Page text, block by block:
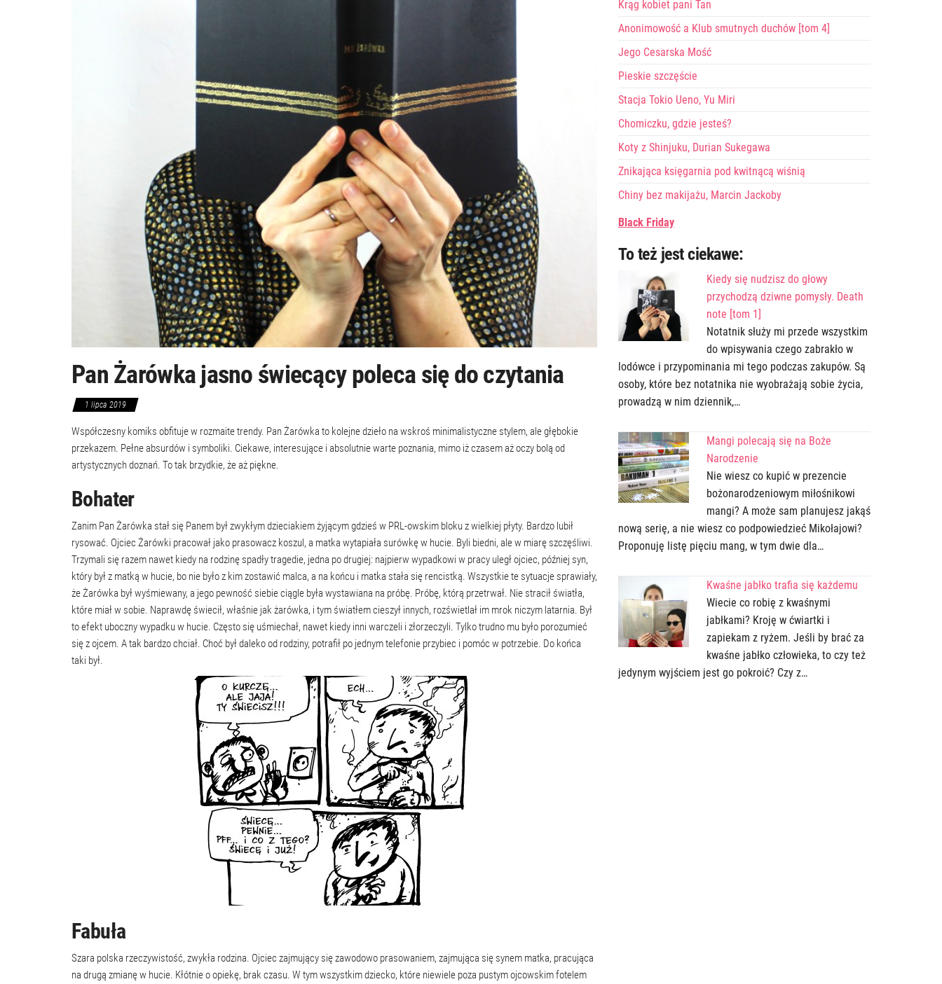
Pan Żarówka jasno świecący poleca się do czytania
1 lipca 2019
Współczesny komiks obfituje w rozmaite trendy. Pan Żarówka to kolejne dzieło na wskroś minimalistyczne stylem, ale głębokie
przekazem. Pełne absurdów i symboliki. Ciekawe, interesujące i absolutnie warte poznania, mimo iż czasem aż oczy bolą od
artystycznych doznań. To tak brzydkie, że aż piękne.
Bohater
Zanim Pan Żarówka stał się Panem był zwykłym dzieciakiem żyjącym gdzieś w PRL-owskim bloku z wielkiej płyty. Bardzo lubił
rysować. Ojciec Żarówki pracował jako prasowacz koszul, a matka wytapiała surówkę w hucie. Byli biedni, ale w miarę szczęśliwi.
Trzymali się razem nawet kiedy na rodzinę spadły tragedie, jedna po drugiej: najpierw wypadkowi w pracy uległ ojciec, później syn,
który był z matką w hucie, bo nie było z kim zostawić malca, a na końcu i matka stała się rencistką. Wszystkie te sytuacje sprawiały,
że Żarówka był wyśmiewany, a jego pewność siebie ciągle była wystawiana na próbę. Próbę, którą przetrwał. Nie stracił światła,
które miał w sobie. Naprawdę świecił, właśnie jak żarówka, i tym światłem cieszył innych, rozświetlał im mrok niczym latarnia. Był
to efekt uboczny wypadku w hucie. Często się uśmiechał, nawet kiedy inni warczeli i złorzeczyli. Tylko trudno mu było porozumieć
się z ojcem. A tak bardzo chciał. Choć był daleko od rodziny, potrafił po jednym telefonie przybiec i pomóc w potrzebie. Do końca
taki był.
Fabuła
Szara polska rzeczywistość, zwykła rodzina. Ojciec zajmujący się zawodowo prasowaniem, zajmująca się synem matka, pracująca
na drugą zmianę w hucie. Kłótnie o opiekę, brak czasu. W tym wszystkim dziecko, które niewiele poza pustym ojcowskim fotelem
Krąg kobiet pani Tan
Anonimowość a Klub smutnych duchów [tom 4]
Jego Cesarska Mość
Pieskie szczęście
Stacja Tokio Ueno, Yu Miri
Chomiczku, gdzie jesteś?
Koty z Shinjuku, Durian Sukegawa
Znikająca księgarnia pod kwitnącą wiśnią
Chiny bez makijażu, Marcin Jackoby
Black Friday
To też jest ciekawe:
Kiedy się nudzisz do głowy
przychodzą dziwne pomysły. Death
note [tom 1]
Notatnik służy mi przede wszystkim
do wpisywania czego zabrakło w
lodówce i przypominania mi tego podczas zakupów. Są
osoby, które bez notatnika nie wyobrażają sobie życia,
prowadzą w nim dziennik,…
Mangi polecają się na Boże
Narodzenie
Nie wiesz co kupić w prezencie
bożonarodzeniowym miłośnikowi
mangi? A może sam planujesz jakąś
nową serię, a nie wiesz co podpowiedzieć Mikołajowi?
Proponuję listę pięciu mang, w tym dwie dla…
Kwaśne jabłko trafia się każdemu
Wiecie co robię z kwaśnymi
jabłkami? Kroję w ćwiartki i
zapiekam z ryżem. Jeśli by brać za
kwaśne jabłko człowieka, to czy też
jedynym wyjściem jest go pokroić? Czy z…